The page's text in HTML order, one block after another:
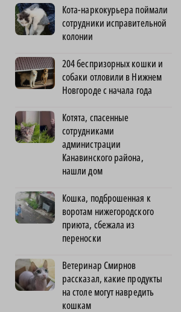
Кота-наркокурьера поймали
сотрудники исправительной
колонии
204 беспризорных кошки и
собаки отловили в Нижнем
Новгороде с начала года
Котята, спасенные
сотрудниками
администрации
Канавинского района,
нашли дом
Кошка, подброшенная к
воротам нижегородского
приюта, сбежала из
переноски
Ветеринар Смирнов
рассказал, какие продукты
на столе могут навредить
кошкам